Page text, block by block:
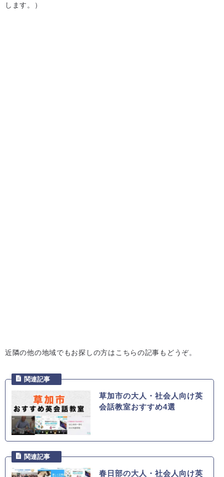
します。）
近隣の他の地域でもお探しの方はこちらの記事もどうぞ。
草加市の大人・社会人向け英
会話教室おすすめ4選
春日部の大人・社会人向け英